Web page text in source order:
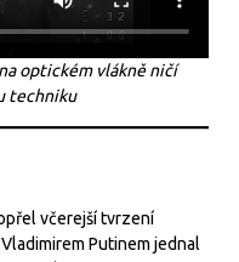
optickém vlákně ničí
techniku
včerejší tvrzení
Putinem jednal